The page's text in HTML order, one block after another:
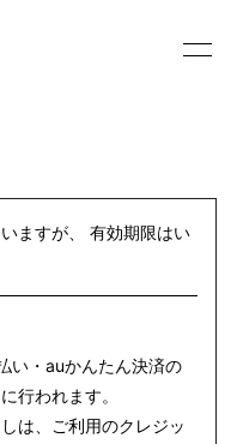
ますが、 有効期限はい
い・auかんたん決済の
行われます。
は、ご利用のクレジッ